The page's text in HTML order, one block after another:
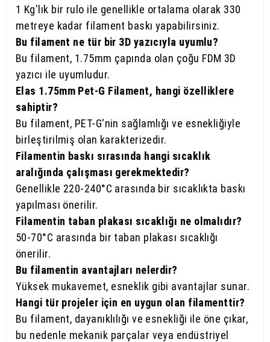
1 Kg'lık bir rulo ile genellikle ortalama olarak 330
metreye kadar filament baskı yapabilirsiniz.
Bu filament ne tür bir 3D yazıcıyla uyumlu?
Bu filament, 1.75mm çapında olan çoğu FDM 3D
yazıcı ile uyumludur.
Elas 1.75mm Pet-G Filament, hangi özelliklere
sahiptir?
Bu filament, PET-G'nin sağlamlığı ve esnekliğiyle
birleştirilmiş olan karakterizedir.
Filamentin baskı sırasında hangi sıcaklık
aralığında çalışması gerekmektedir?
Genellikle 220-240°C arasında bir sıcaklıkta baskı
yapılması önerilir.
Filamentin taban plakası sıcaklığı ne olmalıdır?
50-70°C arasında bir taban plakası sıcaklığı
önerilir.
Bu filamentin avantajları nelerdir?
Yüksek mukavemet, esneklik gibi avantajlar sunar.
Hangi tür projeler için en uygun olan filamenttir?
Bu filament, dayanıklılığı ve esnekliği ile öne çıkar,
bu nedenle mekanik parçalar veya endüstriyel